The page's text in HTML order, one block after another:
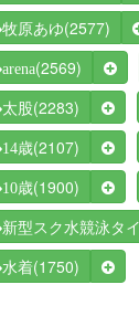
牧原あゆ(2577)
arena(2569)
太股(2283)
14歳(2107)
10歳(1900)
新型スク水競泳タ
水着(1750)